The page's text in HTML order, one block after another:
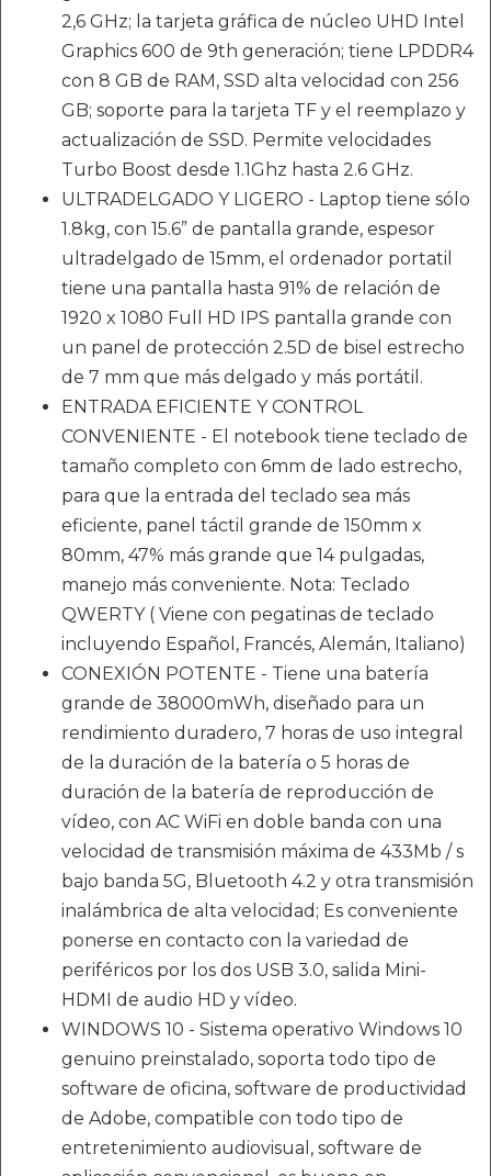
2,6 GHz; la tarjeta gráfica de núcleo UHD Intel
Graphics 600 de 9th generación; tiene LPDDR4
con 8 GB de RAM, SSD alta velocidad con 256
GB; soporte para la tarjeta TF y el reemplazo y
actualización de SSD. Permite velocidades
Turbo Boost desde 1.1Ghz hasta 2.6 GHz.
ULTRADELGADO Y LIGERO - Laptop tiene sólo
1.8kg, con 15.6” de pantalla grande, espesor
ultradelgado de 15mm, el ordenador portatil
tiene una pantalla hasta 91% de relación de
1920 x 1080 Full HD IPS pantalla grande con
un panel de protección 2.5D de bisel estrecho
de 7 mm que más delgado y más portátil.
ENTRADA EFICIENTE Y CONTROL
CONVENIENTE - El notebook tiene teclado de
tamaño completo con 6mm de lado estrecho,
para que la entrada del teclado sea más
eficiente, panel táctil grande de 150mm x
80mm, 47% más grande que 14 pulgadas,
manejo más conveniente. Nota: Teclado
QWERTY ( Viene con pegatinas de teclado
incluyendo Español, Francés, Alemán, Italiano)
CONEXIÓN POTENTE - Tiene una batería
grande de 38000mWh, diseñado para un
rendimiento duradero, 7 horas de uso integral
de la duración de la batería o 5 horas de
duración de la batería de reproducción de
vídeo, con AC WiFi en doble banda con una
velocidad de transmisión máxima de 433Mb / s
bajo banda 5G, Bluetooth 4.2 y otra transmisión
inalámbrica de alta velocidad; Es conveniente
ponerse en contacto con la variedad de
periféricos por los dos USB 3.0, salida Mini-
HDMI de audio HD y vídeo.
WINDOWS 10 - Sistema operativo Windows 10
genuino preinstalado, soporta todo tipo de
software de oficina, software de productividad
de Adobe, compatible con todo tipo de
entretenimiento audiovisual, software de